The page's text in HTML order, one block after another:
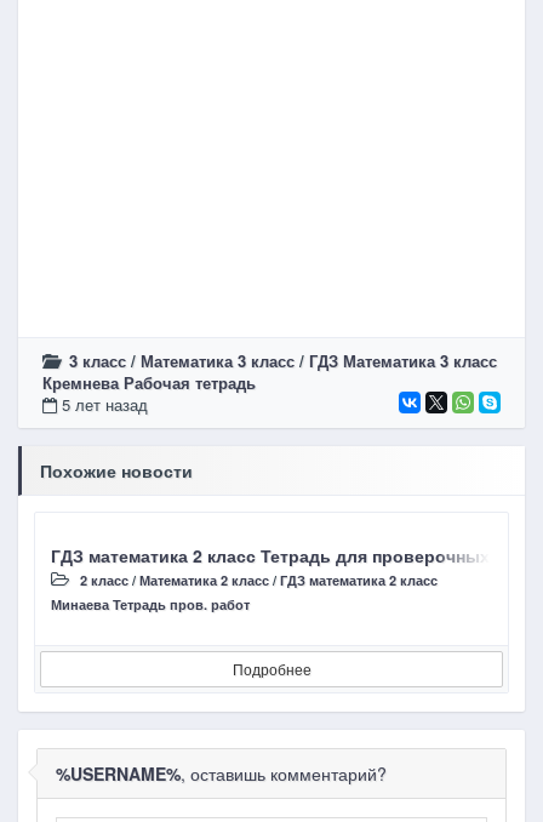
3 класс / Математика 3 класс / ГДЗ Математика 3 класс
Кремнева Рабочая тетрадь
5 лет назад
Похожие новости
ГДЗ математика 2 класс Тетрадь для проверочных
2 класс / Математика 2 класс / ГДЗ математика 2 класс
Минаева Тетрадь пров. работ
Подробнее
%USERNAME%, оставишь комментарий?